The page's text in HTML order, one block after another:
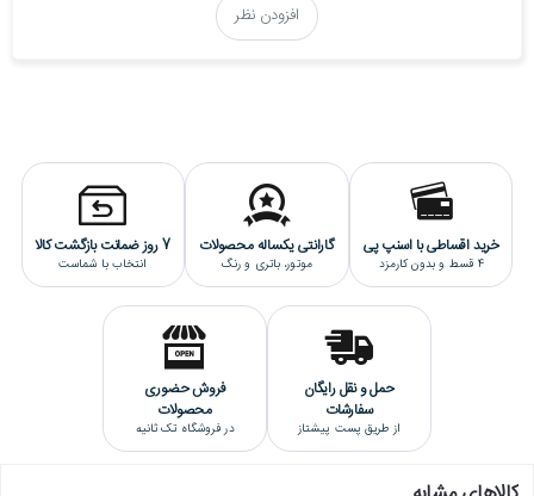
افزودن نظر
خرید اقساطی با اسنپ پی
4 قسط و بدون کارمزد
گارانتی یکساله محصولات
موتور، باتری و رنگ
7 روز ضمانت بازگشت کالا
انتخاب با شماست
حمل و نقل رایگان
سفارشات
از طریق پست پیشتاز
فروش حضوری
محصولات
در فروشگاه تک ثانیه